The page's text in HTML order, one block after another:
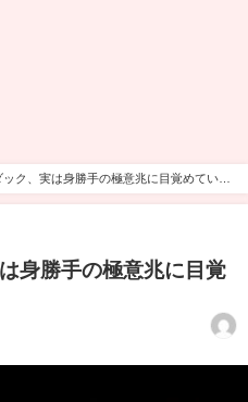
ック、実は身勝手の極意兆に目覚めていた
身勝手の極意兆に目覚